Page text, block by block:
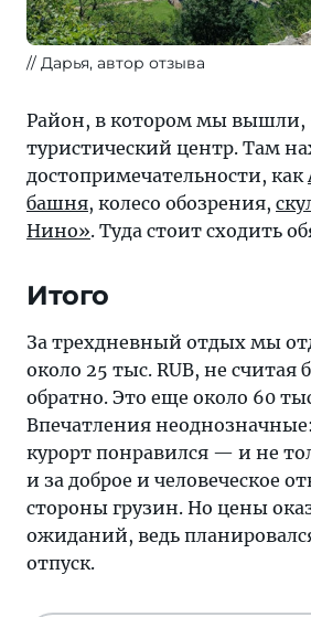
Дарья, автор отзыва
Район, в котором мы вышли,
туристический центр. Там
достопримечательности, как
башня, колесо обозрения,
Нино». Туда стоит сходить
Итого
За трехдневный отдых мы
около 25 тыс. RUB, не считая
обратно. Это еще около 60
Впечатления
курорт понравился — и не
и за доброе и человеческое
стороны грузин. Но цены
ожиданий, ведь
отпуск.